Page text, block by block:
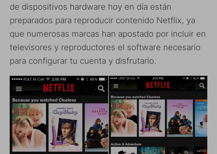
de dispositivos hardware hoy en día están
preparados para reproducir contenido Netflix, ya
que numerosas marcas han apostado por incluir en
televisores y reproductores el software necesario
para configurar tu cuenta y disfrutarlo.